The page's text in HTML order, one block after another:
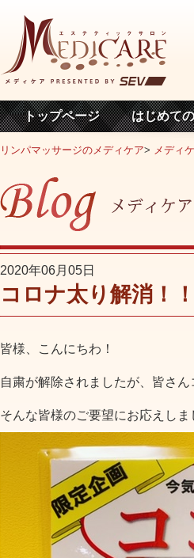
トップページ はじめて
リンパマッサージのメディケア> メディ
2020年06月05日
コロナ太り解消！！
皆様、こんにちわ！
自粛が解除されましたが、皆さ
そんな皆様のご要望にお応えし